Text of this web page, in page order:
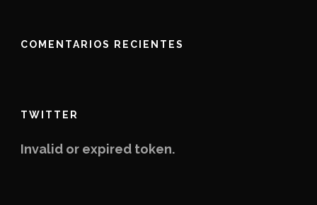
COMENTARIOS RECIENTES
TWITTER
Invalid or expired token.